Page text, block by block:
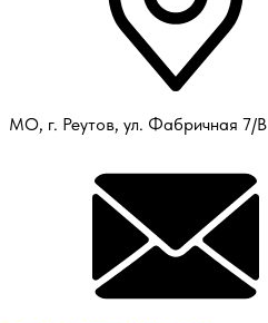
МО, г. Реутов, ул. Фабричная 7/В